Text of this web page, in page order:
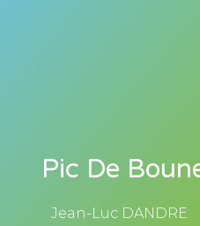
Pic De
Jean-Luc DANDRE